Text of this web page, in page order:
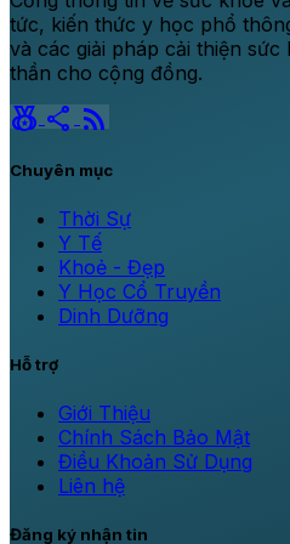
tức, kiến thức y học phổ
và các giải pháp cải thiện
thần cho cộng đồng.
social_leaderboard share rss_feed
Chuyên mục
Thời Sự
Y Tế
Khoẻ - Đẹp
Y Học Cổ Truyền
Dinh Dưỡng
Hỗ trợ
Giới Thiệu
Chính Sách Bảo Mật
Điều Khoản Sử Dụng
Liên hệ
Đăng ký nhận tin